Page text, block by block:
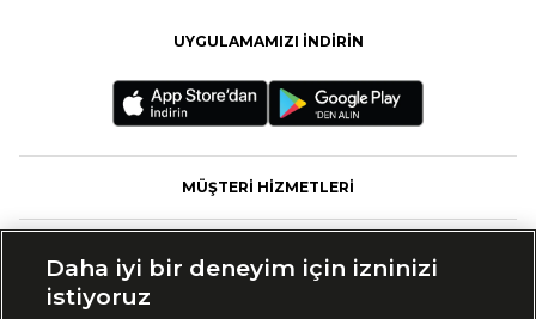
UYGULAMAMIZI İNDİRİN
MÜŞTERİ HİZMETLERİ
Daha iyi bir deneyim için izninizi
istiyoruz